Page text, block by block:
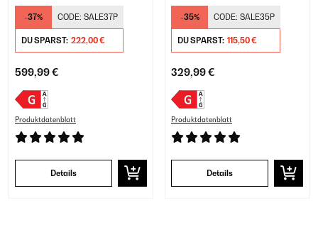
Weinkühlschrank
Freistehend​ Schwarz
-37% CODE: SALE37P
DU SPARST: 222,00 €
599,99 €
Produktdatenblatt
Details
Weinkühlschrank
Freistehend​ Schwarz
-35% CODE: SALE35P
DU SPARST: 115,50 €
329,99 €
Produktdatenblatt
Details